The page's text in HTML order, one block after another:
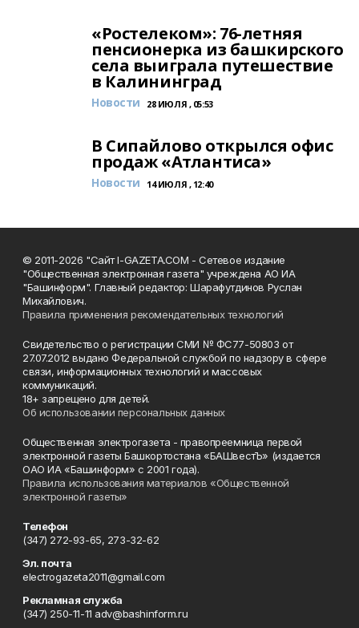
«Ростелеком»: 76-летняя
пенсионерка из башкирского
села выиграла путешествие
в Калининград
Новости 28 ИЮЛЯ , 05:53
В Сипайлово открылся офис
продаж «Атлантиса»
Новости 14 ИЮЛЯ , 12:40
© 2011-2026 "Сайт I-GAZETA.COM - Сетевое издание
"Общественная электронная газета" учреждена АО ИА
"Башинформ". Главный редактор: Шарафутдинов Руслан
Михайлович.
Правила применения рекомендательных технологий
Свидетельство о регистрации СМИ № ФС77-50803 от
27.07.2012 выдано Федеральной службой по надзору в сфере
связи, информационных технологий и массовых
коммуникаций.
18+ запрещено для детей.
Об использовании персональных данных
Общественная электрогазета - правопреемница первой
электронной газеты Башкортостана «БАШвестЪ» (издается
ОАО ИА «Башинформ» с 2001 года).
Правила использования материалов «Общественной
электронной газеты»
Телефон
(347) 272-93-65, 273-32-62
Эл. почта
electrogazeta2011@gmail.com
Рекламная служба
(347) 250-11-11 adv@bashinform.ru